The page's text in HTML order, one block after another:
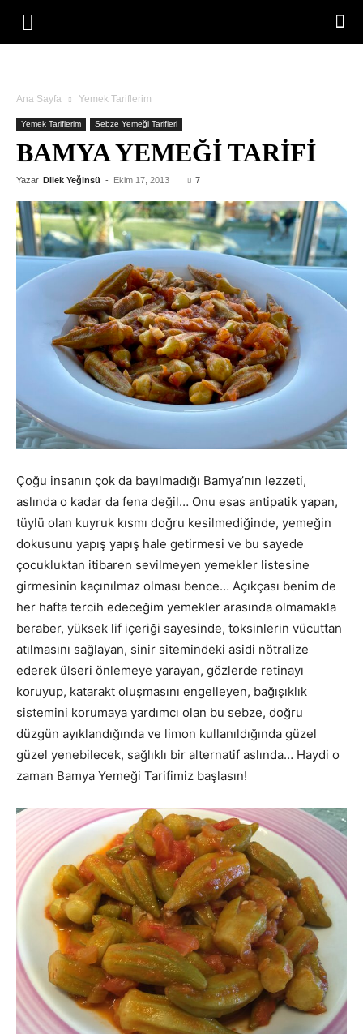
Ana Sayfa Yemek Tariflerim
Yemek Tariflerim Sebze Yemeği Tarifleri
BAMYA YEMEĞI TARIFI
Yazar Dilek Yeğinsü - Ekim 17, 2013 7
Çoğu insanın çok da bayılmadığı Bamya’nın lezzeti,
aslında o kadar da fena değil… Onu esas antipatik yapan,
tüylü olan kuyruk kısmı doğru kesilmediğinde, yemeğin
dokusunu yapış yapış hale getirmesi ve bu sayede
çocukluktan itibaren sevilmeyen yemekler listesine
girmesinin kaçınılmaz olması bence… Açıkçası benim de
her hafta tercih edeceğim yemekler arasında olmamakla
beraber, yüksek lif içeriği sayesinde, toksinlerin vücuttan
atılmasını sağlayan, sinir sitemindeki asidi nötralize
ederek ülseri önlemeye yarayan, gözlerde retinayı
koruyup, katarakt oluşmasını engelleyen, bağışıklık
sistemini korumaya yardımcı olan bu sebze, doğru
düzgün ayıklandığında ve limon kullanıldığında güzel
güzel yenebilecek, sağlıklı bir alternatif aslında… Haydi o
zaman Bamya Yemeği Tarifimiz başlasın!